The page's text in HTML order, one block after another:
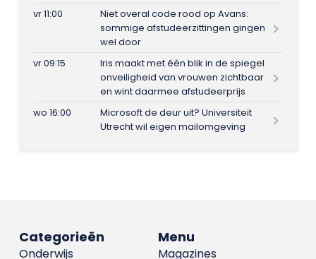
vr 11:00
Niet overal code rood op Avans:
sommige afstudeerzittingen gingen
wel door
vr 09:15
Iris maakt met één blik in de spiegel
onveiligheid van vrouwen zichtbaar
en wint daarmee afstudeerprijs
wo 16:00
Microsoft de deur uit? Universiteit
Utrecht wil eigen mailomgeving
Menu
Magazines
Categorieën
Onderwijs